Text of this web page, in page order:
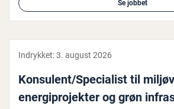
Se jobbet
Indrykket:3. august 2026
Konsulent/Spe­ci­a­list til
ener­gi­pro­jek­ter og grøn